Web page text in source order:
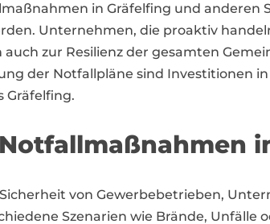
in Gräfelfing und anderen
Unternehmen, die proaktiv
zur Resilienz der gesamten
der Notfallpläne sind Investitionen in
Gräfelfing.
von Gewerbebetrieben,
Szenarien wie Brände, Unfälle